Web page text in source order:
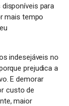
para
mais tempo
indesejáveis no
prejudica a
E demorar
custo de
maior